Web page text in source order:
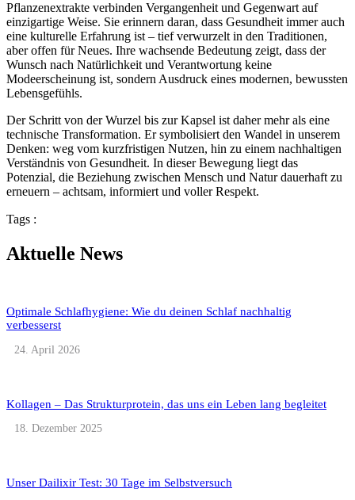
Pflanzenextrakte verbinden Vergangenheit und Gegenwart auf
einzigartige Weise. Sie erinnern daran, dass Gesundheit immer auch
eine kulturelle Erfahrung ist – tief verwurzelt in den Traditionen,
aber offen für Neues. Ihre wachsende Bedeutung zeigt, dass der
Wunsch nach Natürlichkeit und Verantwortung keine
Modeerscheinung ist, sondern Ausdruck eines modernen, bewussten
Lebensgefühls.
Der Schritt von der Wurzel bis zur Kapsel ist daher mehr als eine
technische Transformation. Er symbolisiert den Wandel in unserem
Denken: weg vom kurzfristigen Nutzen, hin zu einem nachhaltigen
Verständnis von Gesundheit. In dieser Bewegung liegt das
Potenzial, die Beziehung zwischen Mensch und Natur dauerhaft zu
erneuern – achtsam, informiert und voller Respekt.
Tags :
Aktuelle News
Optimale Schlafhygiene: Wie du deinen Schlaf nachhaltig
verbesserst
24. April 2026
Kollagen – Das Strukturprotein, das uns ein Leben lang begleitet
18. Dezember 2025
Unser Dailixir Test: 30 Tage im Selbstversuch